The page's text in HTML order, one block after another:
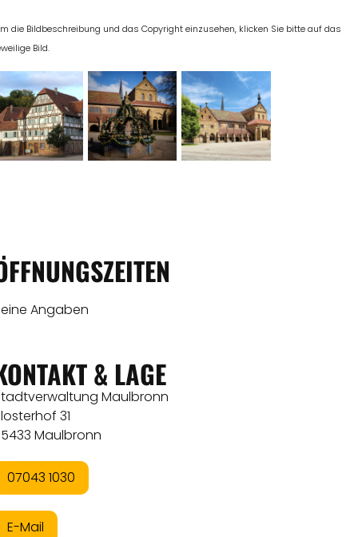
die Bildbeschreibung und das Copyright einzusehen, klicken Sie bitte auf das
Bild.
Angaben
& LAGE
Maulbronn
31
Maulbronn
07043 1030
E-Mail